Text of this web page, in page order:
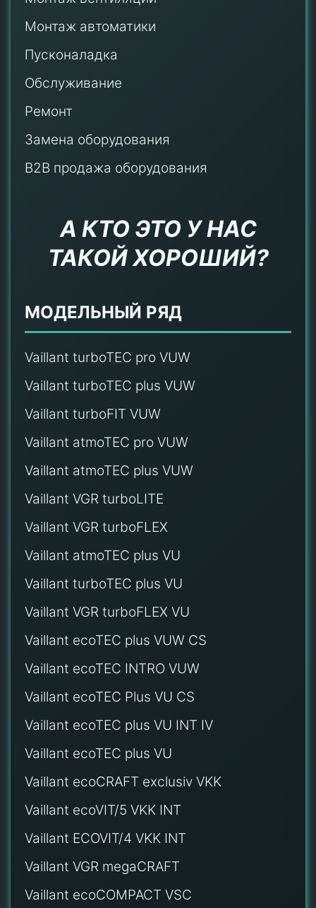
Монтаж автоматики
Пусконаладка
Обслуживание
Ремонт
Замена оборудования
B2B продажа оборудования
А КТО ЭТО У НАС
ТАКОЙ ХОРОШИЙ?
МОДЕЛЬНЫЙ РЯД
Vaillant turboTEC pro VUW
Vaillant turboTEC plus VUW
Vaillant turboFIT VUW
Vaillant atmoTEC pro VUW
Vaillant atmoTEC plus VUW
Vaillant VGR turboLITE
Vaillant VGR turboFLEX
Vaillant atmoTEC plus VU
Vaillant turboTEC plus VU
Vaillant VGR turboFLEX VU
Vaillant ecoTEC plus VUW CS
Vaillant ecoTEC INTRO VUW
Vaillant ecoTEC Plus VU CS
Vaillant ecoTEC plus VU INT IV
Vaillant ecoTEC plus VU
Vaillant ecoCRAFT exclusiv VKK
Vaillant ecoVIT/5 VKK INT
Vaillant ECOVIT/4 VKK INT
Vaillant VGR megaCRAFT
Vaillant ecoCOMPACT VSC